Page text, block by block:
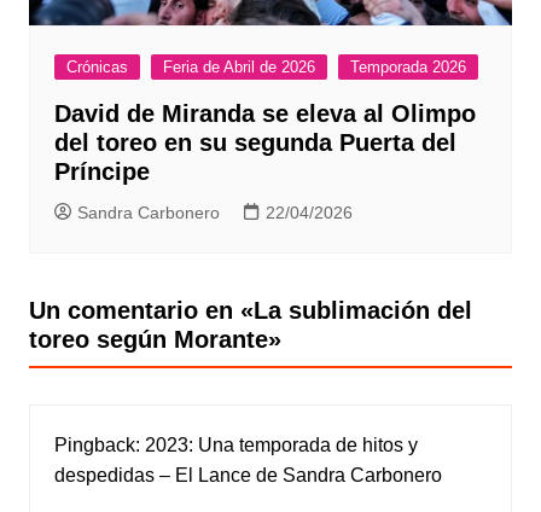
Crónicas Feria de Abril de 2026 Temporada 2026
David de Miranda se eleva al Olimpo
del toreo en su segunda Puerta del
Príncipe
Sandra Carbonero 22/04/2026
Un comentario en «La sublimación del
toreo según Morante»
Pingback: 2023: Una temporada de hitos y
despedidas – El Lance de Sandra Carbonero